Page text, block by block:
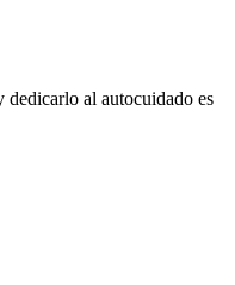
dedicarlo al autocuidado es